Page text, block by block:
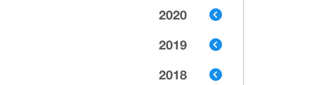
2020
2019
2018